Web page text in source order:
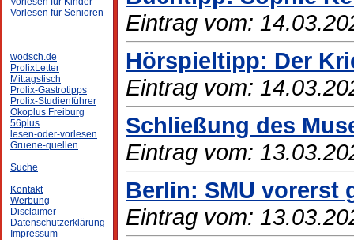
Vorlesen für Senioren
wodsch.de
ProlixLetter
Mittagstisch
Prolix-Gastrotipps
Prolix-Studienführer
Ökoplus Freiburg
56plus
lesen-oder-vorlesen
Gruene-quellen
Suche
Kontakt
Werbung
Disclaimer
Datenschutzerklärung
Impressum
Eintrag vom:
Hörspieltipp: Der
Eintrag vom:
Schließung des
Eintrag vom:
Berlin: SMU vorerst
Eintrag vom: